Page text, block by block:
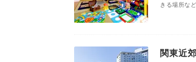
きる場所な
関東近